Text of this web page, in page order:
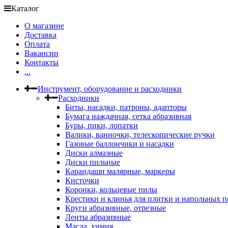
Каталог
О магазине
Доставка
Оплата
Вакансии
Контакты
...
Инструмент, оборудование и расходники
Расходники
Биты, насадки, патроны, адапторы
Бумага наждачная, сетка абразивная
Буры, пики, лопатки
Валики, ванночки, телескопические ручки
Газовые баллончики и насадки
Диски алмазные
Диски пильные
Карандаши малярные, маркеры
Кисточки
Коронки, кольцевые пилы
Крестики и клинья для плитки и напольных
Круги абразивные, отрезные
Ленты абразивные
Масла, химия